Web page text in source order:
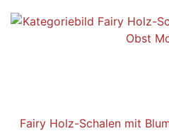
Fairy Holz-Schalen mit